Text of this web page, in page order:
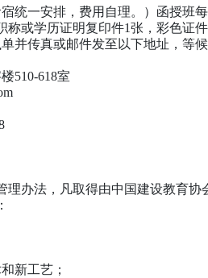
统一安排，费用自理。）函授班
或学历证明复印件1张，彩色证件
并传真或邮件发至以下地址，等候
510-618室
办法，凡取得由中国建设教育
新工艺；